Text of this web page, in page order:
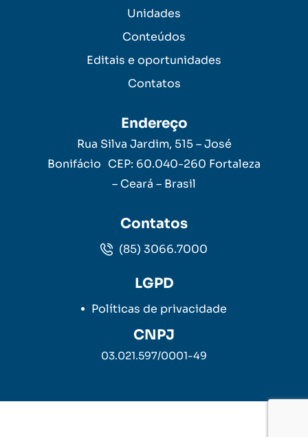
Unidades
Conteúdos
Editais e oportunidades
Contatos
Endereço
Rua Silva Jardim, 515 – José
Bonifácio CEP: 60.040-260 Fortaleza
– Ceará – Brasil
Contatos
(85) 3066.7000
LGPD
Políticas de privacidade
CNPJ
03.021.597/0001-49